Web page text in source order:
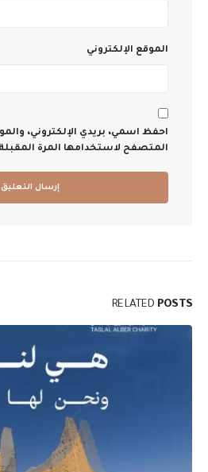
الموقع الإلكتروني
احفظ اسمي، بريدي الإلكتروني،
المتصفح لاستخدامها المرة
RELATED POSTS